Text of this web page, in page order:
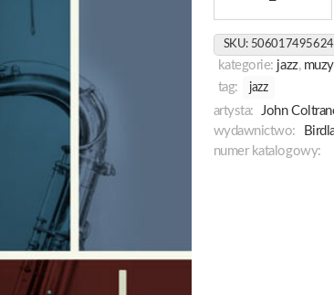
SKU:
kategorie: jazz,
tag:
jazz
artysta:
John
wydawnictwo:
numer katalogowy: